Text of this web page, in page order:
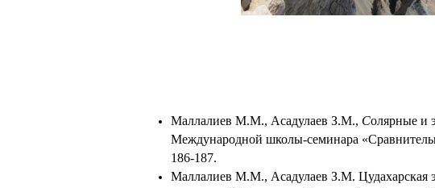
Маллалиев М.М., Асадулаев З.М., Солярные и
Международной школы-семинара
186-187.
Маллалиев М.М., Асадулаев З.М. Цудахарская